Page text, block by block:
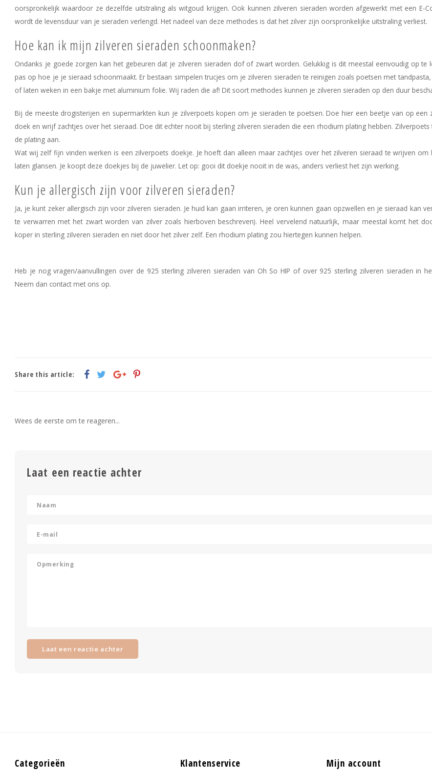
oorspronkelijk waardoor ze dezelfde uitstraling als witgoud krijgen. Ook kunnen zilveren sieraden worden afgewerkt met een E-
wordt de levensduur van je sieraden verlengd. Het nadeel van deze methodes is dat het zilver zijn oorspronkelijke uitstraling verliest.
Hoe kan ik mijn zilveren sieraden schoonmaken?
Ondanks je goede zorgen kan het gebeuren dat je zilveren sieraden dof of zwart worden. Gelukkig is dit meestal eenvoudig op te
pas op hoe je je sieraad schoonmaakt. Er bestaan simpelen trucjes om je zilveren sieraden te reinigen zoals poetsen met
of laten weken in een bakje met aluminium folie. Wij raden die af! Dit soort methodes kunnen je zilveren sieraden op den duur
Bij de meeste drogisterijen en supermarkten kun je zilverpoets kopen om je sieraden te poetsen. Doe hier een beetje van op een
doek en wrijf zachtjes over het sieraad. Doe dit echter nooit bij sterling zilveren sieraden die een rhodium plating hebben.
de plating aan.
Wat wij zelf fijn vinden werken is een zilverpoets doekje. Je hoeft dan alleen maar zachtjes over het zilveren sieraad te wrijven om
laten glansen. Je koopt deze doekjes bij de juwelier. Let op: gooi dit doekje nooit in de was, anders verliest het zijn werking.
Kun je allergisch zijn voor zilveren sieraden?
Ja, je kunt zeker allergisch zijn voor zilveren sieraden. Je huid kan gaan irriteren, je oren kunnen gaan opzwellen en je sieraad kan
te verwarren met het zwart worden van zilver zoals hierboven beschreven). Heel vervelend natuurlijk, maar meestal komt het
koper in sterling zilveren sieraden en niet door het zilver zelf. Een rhodium plating zou hiertegen kunnen helpen.
Heb je nog vragen/aanvullingen over de 925 sterling zilveren sieraden van Oh So HIP of over 925 sterling zilveren sieraden in
Neem dan contact met ons op.
Share this article:
Wees de eerste om te reageren...
Laat een reactie achter
Laat een reactie achter
Categorieën Klantenservice Mijn account